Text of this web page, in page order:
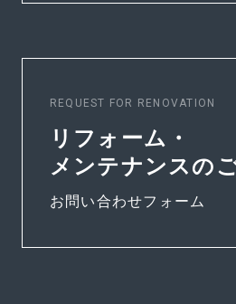
REQUEST FOR RENOVATION
リフォーム・
メンテナンスの
お問い合わせフォーム